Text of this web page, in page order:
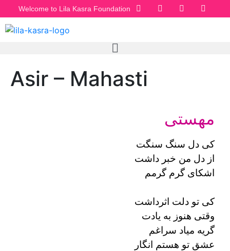
Welcome to Lila Kasra Foundation
Asir – Mahasti
مهستی
کی دل سنگ سنگت
از دل من خبر داشت
اشکای گرم گرمم
کی تو دلت اثرداشت
وقتی هنوز به یادت
گریه میاد سراغم
عشق تو هستم انگار